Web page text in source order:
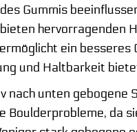
Gummis
hervorragenden
ein
und Haltbarkeit
nach unten gebogene
da